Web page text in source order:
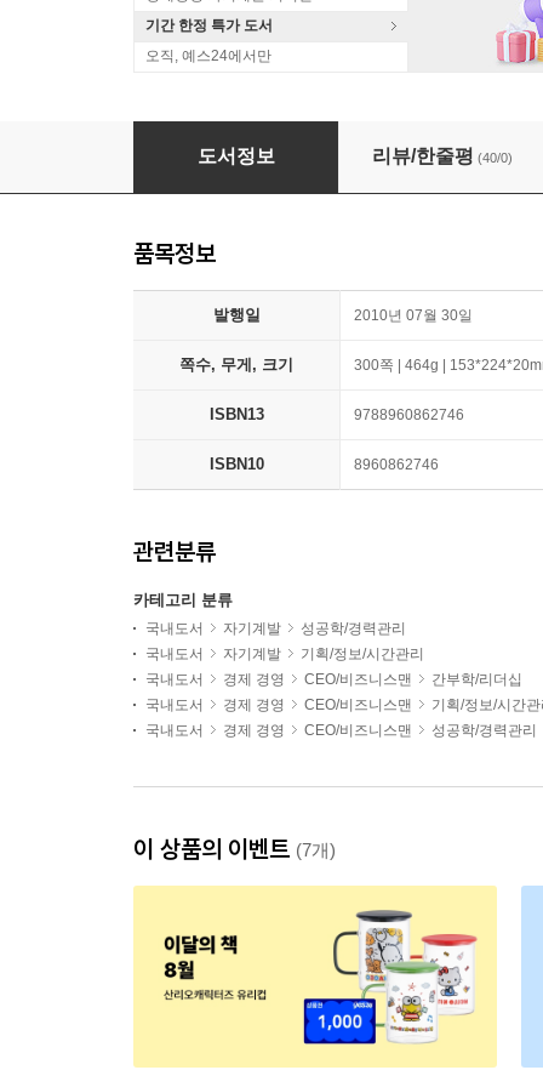
기간 한정 특가 도서
오직, 예스24에서만
경영학보다는 소설에서 배워라
도서정보 리뷰/한줄평 (40/0)
품목정보
발행일 2010년 07월 30일
쪽수, 무게, 크기 300쪽 | 464g |
ISBN13 9788960862746
ISBN10 8960862746
관련분류
카테고리 분류
국내도서 자기계발
성공학/경력관리
국내도서
자기계발
기획/정보/시간관리
국내도서
경제 경영 CEO/비즈니스맨
간부학/리더십
국내도서
경제 경영 CEO/비즈니스맨
기획/정보/시간
국내도서
경제 경영 CEO/비즈니스맨 성공학/경력관리
이 상품의 이벤트 (7개)